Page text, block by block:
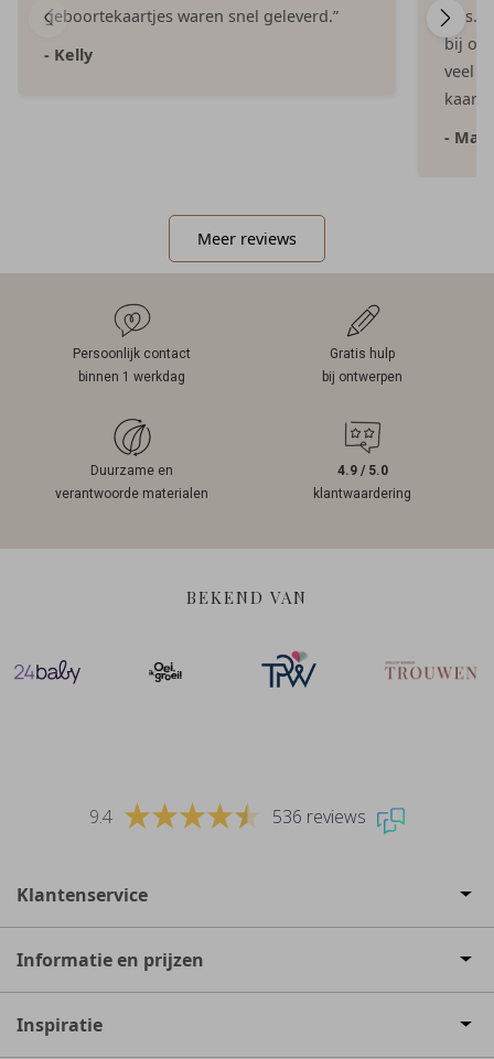
geboortekaartjes waren snel geleverd.”
- Kelly
Dijs.
bij
veel
-
Meer reviews
Persoonlijk contact
binnen 1 werkdag
Gratis hulp
bij ontwerpen
Duurzame en
verantwoorde materialen
4.9 / 5.0
klantwaardering
BEKEND VAN
9.4 536 reviews
Klantenservice
Informatie en prijzen
Inspiratie